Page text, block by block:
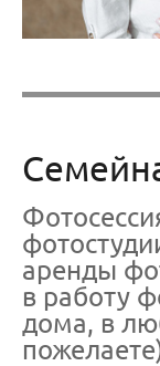
аренды
в работу
дома, в